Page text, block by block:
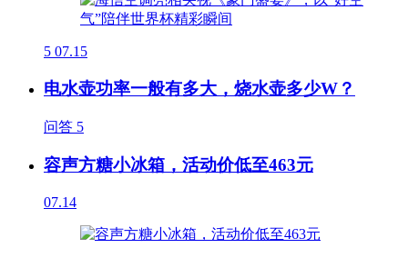
5 07.15
电水壶功率一般有多大，烧水壶多少W？
问答 5
容声方糖小冰箱，活动价低至463元
07.14